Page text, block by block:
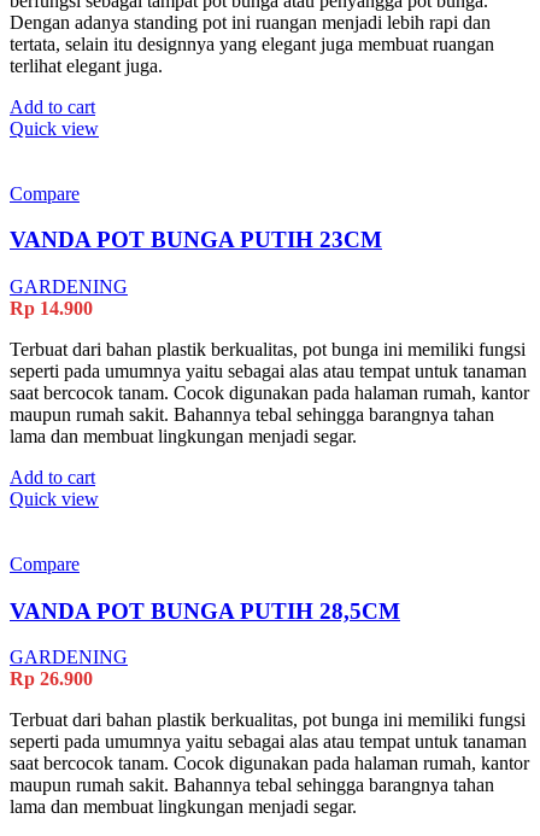
Dengan adanya standing pot ini ruangan menjadi lebih rapi dan
tertata, selain itu designnya yang elegant juga membuat ruangan
terlihat elegant juga.
Add to cart
Quick view
Compare
VANDA POT BUNGA PUTIH 23CM
GARDENING
Rp 14.900
Terbuat dari bahan plastik berkualitas, pot bunga ini memiliki fungsi
seperti pada umumnya yaitu sebagai alas atau tempat untuk tanaman
saat bercocok tanam. Cocok digunakan pada halaman rumah, kantor
maupun rumah sakit. Bahannya tebal sehingga barangnya tahan
lama dan membuat lingkungan menjadi segar.
Add to cart
Quick view
Compare
VANDA POT BUNGA PUTIH 28,5CM
GARDENING
Rp 26.900
Terbuat dari bahan plastik berkualitas, pot bunga ini memiliki fungsi
seperti pada umumnya yaitu sebagai alas atau tempat untuk tanaman
saat bercocok tanam. Cocok digunakan pada halaman rumah, kantor
maupun rumah sakit. Bahannya tebal sehingga barangnya tahan
lama dan membuat lingkungan menjadi segar.